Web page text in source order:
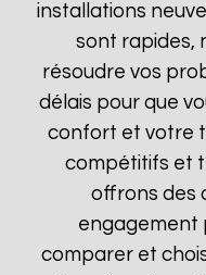
installations
sont rapides,
résoudre vos
délais pour que
confort et votre
compétitifs et
offrons des
engagement
comparer et